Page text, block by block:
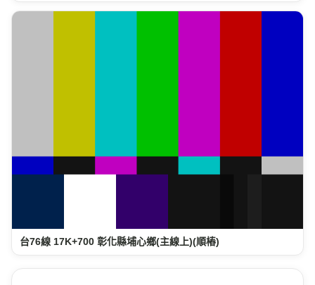
台76線 17K+700 彰化縣埔心鄉(主線上)(順樁)